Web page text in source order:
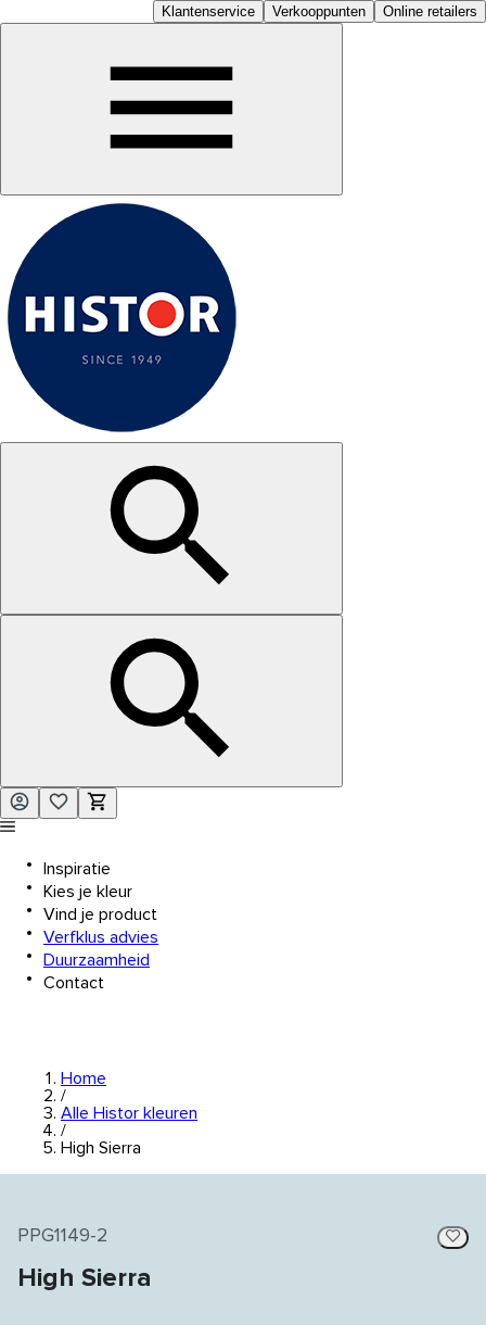
Klantenservice Verkooppunten Online retailers
Inspiratie
Kies je kleur
Vind je product
Verfklus advies
Duurzaamheid
Contact
Home
/
Alle Histor kleuren
/
High Sierra
PPG1149-2
High Sierra